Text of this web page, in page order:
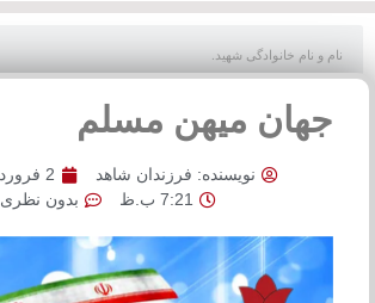
جهان میهن مسلم
نویسنده: فرزندان شاهد
2 فروردین 1402
7:21 ب.ظ
بدون نظری